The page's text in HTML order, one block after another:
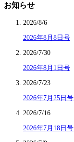
お知らせ
2026/8/6
2026年8月8日号
2026/7/30
2026年8月1日号
2026/7/23
2026年7月25日号
2026/7/16
2026年7月18日号